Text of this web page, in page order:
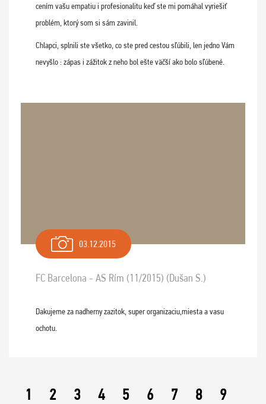
cením vašu empatiu i profesionalitu keď ste mi pomáhal vyriešiť
problém, ktorý som si sám zavinil.
Chlapci, splnili ste všetko, co ste pred cestou sľúbili, len jedno Vám
nevyšlo : zápas i zážitok z neho bol ešte väčší ako bolo sľúbené.
03.12.2015
FC Barcelona - AS Rím (11/2015) (Dušan S.)
Dakujeme za nadherny zazitok, super organizaciu,miesta a vasu
ochotu.
1 2 3 4 5 6 7 8
9